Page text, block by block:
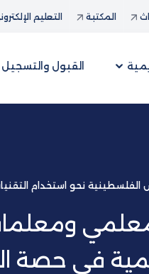
المكتبة التعليم
القبول والتسجيل
نحو استخدام
ومعلمات
في حصة